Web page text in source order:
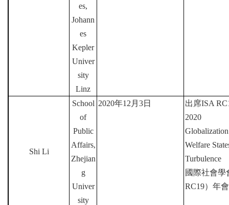
es,
Johann
es
Kepler
Univer
sity
Linz
Shi Li
School
of
Public
Affairs,
Zhejian
g
Univer
sity
2020年12 月 3日 出席ISA
2020
Welfare
Turbulence
國際社會學
RC19）年會